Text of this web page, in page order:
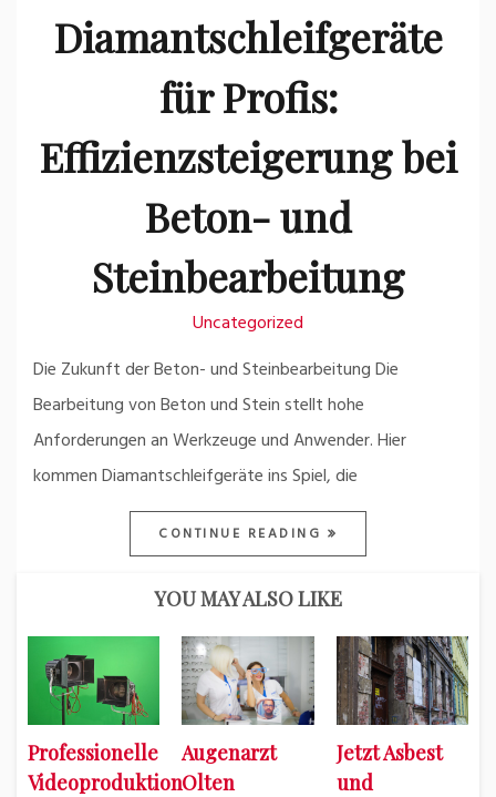
Diamantschleifgeräte
für Profis:
Effizienzsteigerung bei
Beton- und
Steinbearbeitung
Uncategorized
Die Zukunft der Beton- und Steinbearbeitung Die
Bearbeitung von Beton und Stein stellt hohe
Anforderungen an Werkzeuge und Anwender. Hier
kommen Diamantschleifgeräte ins Spiel, die
CONTINUE READING
YOU MAY ALSO LIKE
Professionelle
Videoproduktion
Augenarzt
Olten
Jetzt Asbest
und